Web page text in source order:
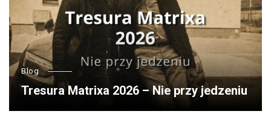
Blog
Tresura Matrixa 2026 – Nie przy jedzeniu